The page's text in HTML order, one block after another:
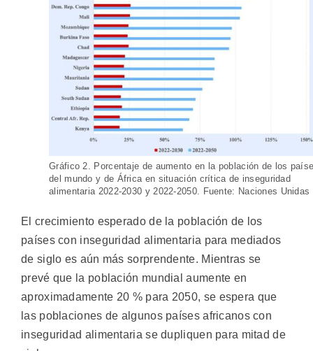
Gráfico 2. Porcentaje de aumento en la población de los
del mundo y de África en situación crítica de inseguridad
alimentaria 2022-2030 y 2022-2050. Fuente: Naciones Unidas
El crecimiento esperado de la población de los
países con inseguridad alimentaria para mediados
de siglo es aún más sorprendente. Mientras se
prevé que la población mundial aumente en
aproximadamente 20 % para 2050, se espera que
las poblaciones de algunos países africanos con
inseguridad alimentaria se dupliquen para mitad de